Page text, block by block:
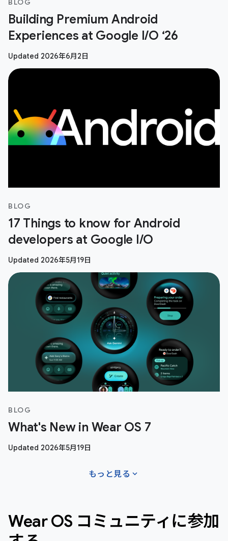
BLOG
Building Premium Android
Experiences at Google I/O ‘26
Updated 2026年6月2日
BLOG
17 Things to know for Android
developers at Google I/O
Updated 2026年5月19日
BLOG
What's New in Wear OS 7
Updated 2026年5月19日
もっと見る expand_more
Wear OS コミュニティに参加